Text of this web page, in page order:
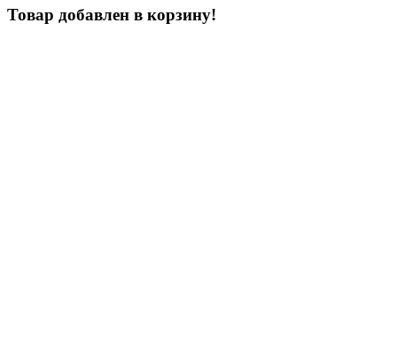
Товар добавлен в корзину!